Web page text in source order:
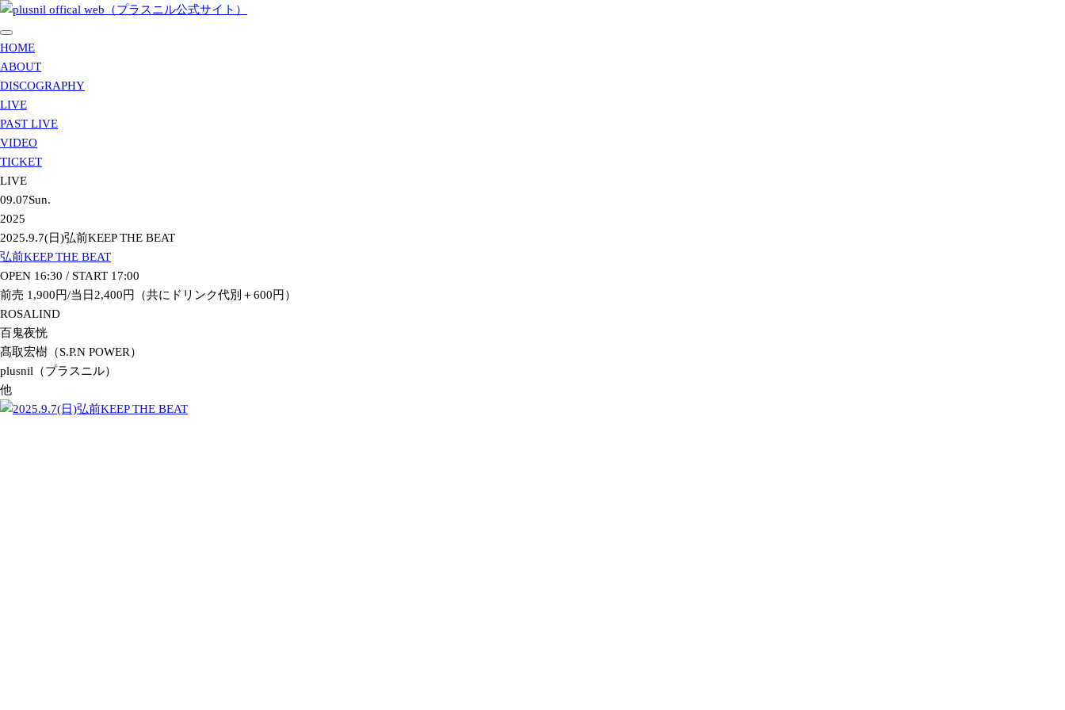
HOME
ABOUT
DISCOGRAPHY
LIVE
PAST LIVE
VIDEO
TICKET
LIVE
09.07Sun.
2025
2025.9.7(日)弘前KEEP THE BEAT
弘前KEEP THE BEAT
OPEN 16:30 / START 17:00
前売 1,900円/当日2,400円（共にドリンク代別＋600円）
ROSALIND
百鬼夜恍
髙取宏樹（S.P.N POWER）
plusnil（プラスニル）
他